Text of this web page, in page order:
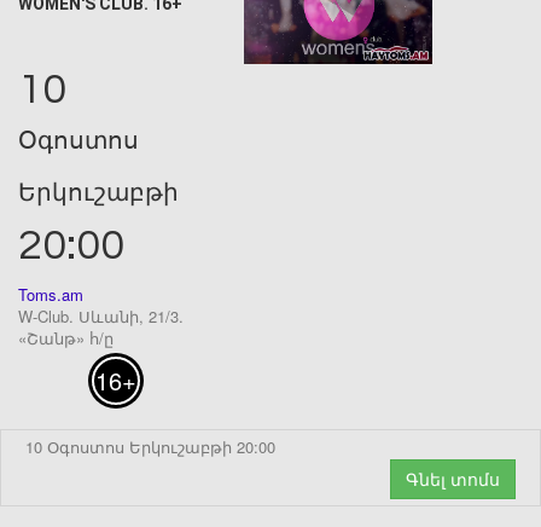
WOMEN'S CLUB. 16+
10
Օգոստոս
Երկուշաբթի
20:00
Toms.am
W-Club. Սևանի, 21/3.
«Շանթ» հ/ը
16+
10 Օգոստոս Երկուշաբթի 20:00
Գնել տոմս